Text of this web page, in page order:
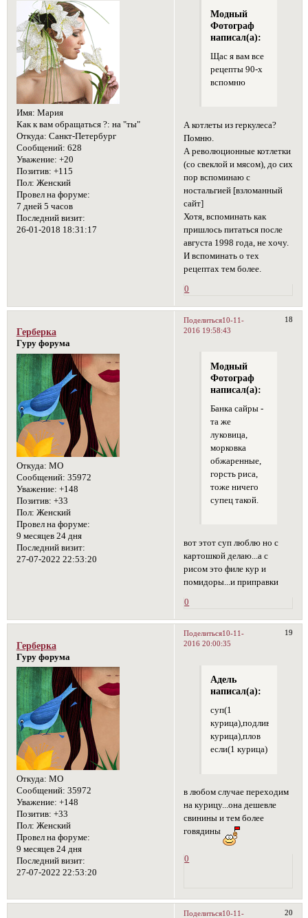
Имя: Мария
Как к вам обращаться ?: на "ты"
Откуда: Санкт-Петербург
Сообщений: 628
Уважение: +20
Позитив: +115
Пол: Женский
Провел на форуме:
7 дней 5 часов
Последний визит:
26-01-2018 18:31:17
Модный
Фотограф
написал(а):
Щас я вам все
рецепты 90-х
вспомню
А котлеты из геркулеса?
Помню.
А революционные котлетки
(со свеклой и мясом), до сих
пор вспоминаю с
ностальгией [взломанный
сайт]
Хотя, вспоминать как
пришлось питаться после
августа 1998 года, не хочу.
И вспоминать о тех
рецептах тем более.
0
Поделиться 18
10-11-
2016 19:58:43
Герберка
Гуру форума
Откуда: МО
Сообщений: 35972
Уважение: +148
Позитив: +33
Пол: Женский
Провел на форуме:
9 месяцев 24 дня
Последний визит:
27-07-2022 22:53:20
Модный
Фотограф
написал(а):
Банка сайры -
та же
луковица,
морковка
обжаренные,
горсть риса,
тоже ничего
супец такой.
вот этот суп люблю но с
картошкой делаю...а с
рисом это филе кур и
помидоры...и приправки
0
Поделиться 19
10-11-
2016 20:00:35
Герберка
Гуру форума
Откуда: МО
Сообщений: 35972
Уважение: +148
Позитив: +33
Пол: Женский
Провел на форуме:
9 месяцев 24 дня
Последний визит:
27-07-2022 22:53:20
Адель
написал(а):
суп(1
курица),подлива(1
курица),плов
если(1 курица)
в любом случае переходим
на курицу...она дешевле
свинины и тем более
говядины
0
Поделиться 20
10-11-